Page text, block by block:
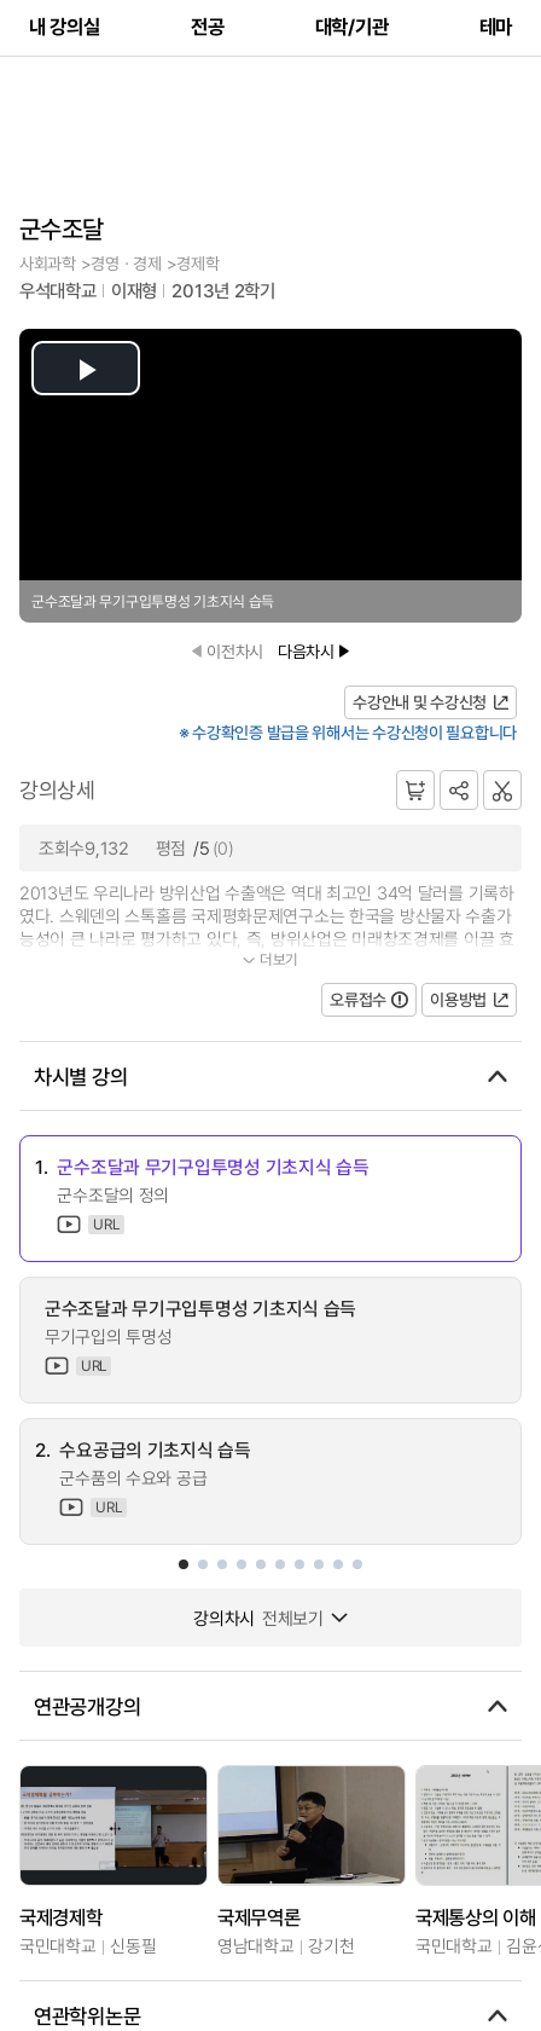
내 강의실 전공 대학/기관 테마
군수조달
사회과학 >경영ㆍ경제 >경제학
우석대학교 이재형 2013년 2학기
Play
군수조달과 무기구입투명성 기초지식 습득
이전차시 다음차시
수강안내 및 수강신청
※ 수강확인증 발급을 위해서는 수강신청이 필요합니다
강의상세
조회수9,132 평점 /5 (0)
2013년도 우리나라 방위산업 수출액은 역대 최고인 34억 달러를 기록하
였다. 스웨덴의 스톡홀름 국제평화문제연구소는 한국을 방산물자 수출가
능성이 큰 나라로 평가하고 있다, 즉, 방위산업은 미래창조경제를 이끌 효
자산업인 것이다. 현대 전 세계 무기...더보기
오류접수 이용방법
차시별 강의
1. 군수조달과 무기구입투명성 기초지식 습득
군수조달의 정의
URL
군수조달과 무기구입투명성 기초지식 습득
무기구입의 투명성
URL
2. 수요공급의 기초지식 습득
군수품의 수요와 공급
URL
강의차시 전체보기
연관공개강의
국제경제학
국민대학교 신동필
국제무역론
영남대학교 강기천
국제통상의 이해
국민대학교 김
연관학위논문